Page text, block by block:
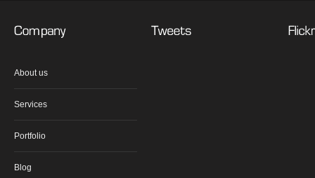
About us
Services
Portfolio
Blog